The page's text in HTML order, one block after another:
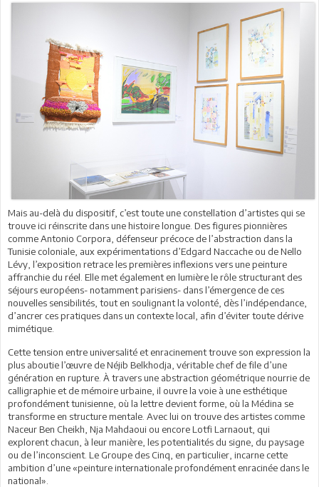
Mais au-delà du dispositif, c’est toute une constellation d’artistes qui se
trouve ici réinscrite dans une histoire longue. Des figures pionnières
comme Antonio Corpora, défenseur précoce de l’abstraction dans la
Tunisie coloniale, aux expérimentations d’Edgard Naccache ou de Nello
Lévy, l’exposition retrace les premières inflexions vers une peinture
affranchie du réel. Elle met également en lumière le rôle structurant des
séjours européens- notamment parisiens- dans l’émergence de ces
nouvelles sensibilités, tout en soulignant la volonté, dès l’indépendance,
d’ancrer ces pratiques dans un contexte local, afin d’éviter toute dérive
mimétique.
Cette tension entre universalité et enracinement trouve son expression la
plus aboutie l’œuvre de Néjib Belkhodja, véritable chef de file d’une
génération en rupture. À travers une abstraction géométrique nourrie de
calligraphie et de mémoire urbaine, il ouvre la voie à une esthétique
profondément tunisienne, où la lettre devient forme, où la Médina se
transforme en structure mentale. Avec lui on trouve des artistes comme
Naceur Ben Cheikh, Nja Mahdaoui ou encore Lotfi Larnaout, qui
explorent chacun, à leur manière, les potentialités du signe, du paysage
ou de l’inconscient. Le Groupe des Cinq, en particulier, incarne cette
ambition d’une «peinture internationale profondément enracinée dans le
national».